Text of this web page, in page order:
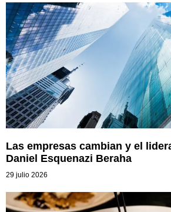
Las empresas cambian y el
Daniel Esquenazi Beraha
29 julio 2026